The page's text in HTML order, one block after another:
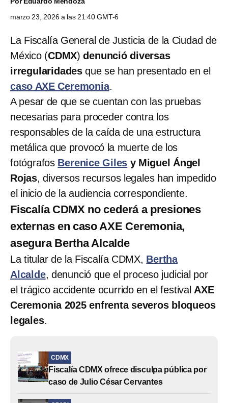
marzo 23, 2026 a las 21:40 GMT-6
La Fiscalía General de Justicia de la Ciudad de
México (CDMX)denunció diversas
irregularidades que se han presentado en el
caso AXE Ceremonia.
A pesar de que se cuentan con las pruebas
necesarias para proceder contra los
responsables de la caída de una estructura
metálica que provocó la muerte de los
fotógrafos Berenice Giles y Miguel Ángel
Rojas, diversos recursos legales han impedido
el inicio de la audiencia correspondiente.
Fiscalía CDMX no cederá a presiones
externas en caso AXE Ceremonia,
asegura Bertha Alcalde
La titular de la Fiscalía CDMX, Bertha
Alcalde, denunció que el proceso judicial por
el trágico accidente ocurrido en el festival AXE
Ceremonia 2025 enfrenta severos bloqueos
legales.
CDMX
Fiscalía CDMX ofrece disculpa pública por
caso de Julio César Cervantes